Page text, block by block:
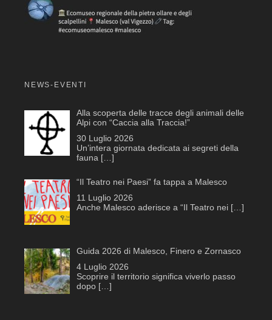
NEWS-EVENTI
Alla scoperta delle tracce degli animali delle
Alpi con “Caccia alla Traccia!”
30 Luglio 2026
Un’intera giornata dedicata ai segreti della
fauna […]
“Il Teatro nei Paesi” fa tappa a Malesco
11 Luglio 2026
Anche Malesco aderisce a “Il Teatro nei […]
Guida 2026 di Malesco, Finero e Zornasco
4 Luglio 2026
Scoprire il territorio significa viverlo passo
dopo […]